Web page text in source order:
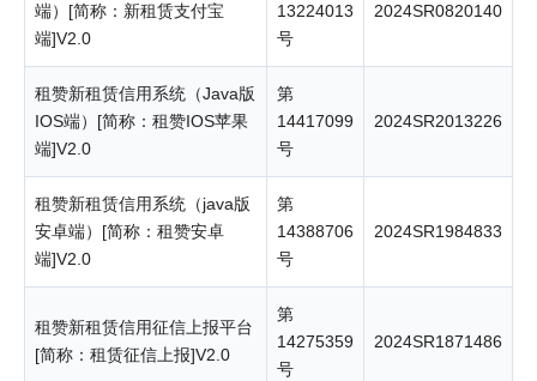
端）[简称：新租赁支付宝
端]V2.0
13224013
号
2024SR0820140
租赞新租赁信用系统（Java版
IOS端）[简称：租赞IOS苹果
端]V2.0
第
14417099
号
2024SR2013226
租赞新租赁信用系统（java版
安卓端）[简称：租赞安卓
端]V2.0
第
14388706
号
2024SR1984833
租赞新租赁信用征信上报平台
[简称：租赁征信上报]V2.0
第
14275359
号
2024SR1871486